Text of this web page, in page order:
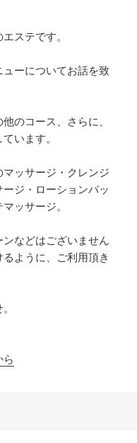
ステです。
ーについてお話を致
のコース、さらに、
います。
ッサージ・クレンジ
ジ・ローションパッ
ッサージ。
などはございません
ように、ご利用頂き